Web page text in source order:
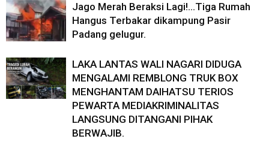
Jago Merah Beraksi Lagi!…Tiga Rumah
Hangus Terbakar dikampung Pasir
Padang gelugur.
LAKA LANTAS WALI NAGARI DIDUGA
MENGALAMI REMBLONG TRUK BOX
MENGHANTAM DAIHATSU TERIOS
PEWARTA MEDIAKRIMINALITAS
LANGSUNG DITANGANI PIHAK
BERWAJIB.